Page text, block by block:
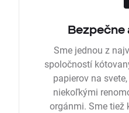
Bezpečne
Sme jednou z
spoločností
papierov na
niekoľkými
orgánmi. Sme tiež